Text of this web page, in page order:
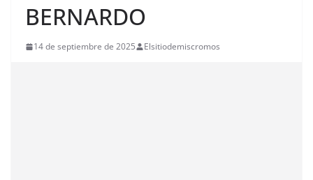
BERNARDO
14 de septiembre de 2025 Elsitiodemiscromos